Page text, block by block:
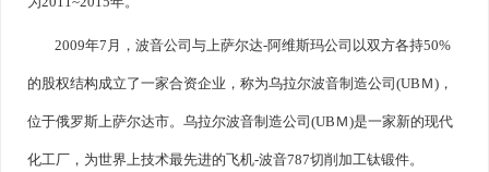
2009年7月，波音公司与上萨尔达-阿维斯玛公司以双方各持50%
的股权结构成立了一家合资企业，称为乌拉尔波音制造公司(UBＭ)，
位于俄罗斯上萨尔达市。乌拉尔波音制造公司(UBＭ)是一家新的现代
化工厂，为世界上技术最先进的飞机-波音787切削加工钛锻件。